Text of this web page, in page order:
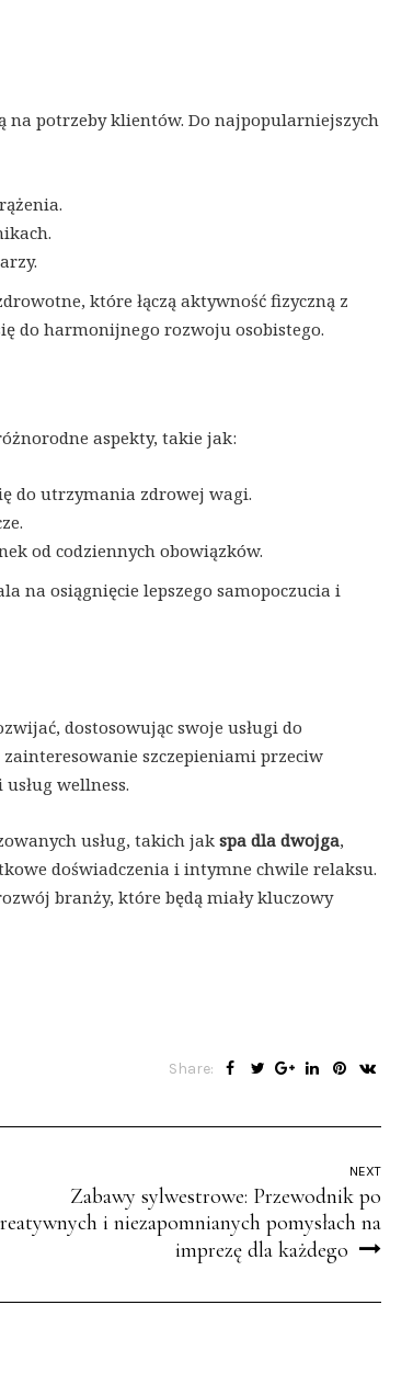
na potrzeby klientów. Do najpopularniejszych
które łączą aktywność fizyczną z
do harmonijnego rozwoju osobistego.
aspekty, takie jak:
do utrzymania zdrowej wagi.
od codziennych obowiązków.
na osiągnięcie lepszego samopoczucia i
dostosowując swoje usługi do
szczepieniami przeciw
wellness.
usług, takich jak spa dla dwojga,
doświadczenia i intymne chwile relaksu.
branży, które będą miały kluczowy
Share:
NEXT
Zabawy sylwestrowe: Przewodnik po
i niezapomnianych pomysłach na
imprezę dla każdego